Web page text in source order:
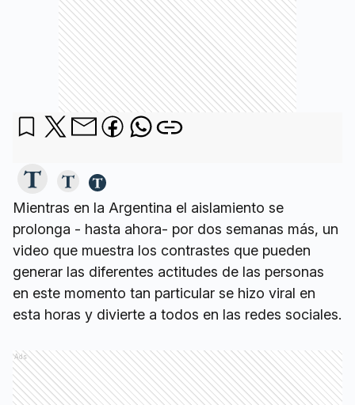
Mientras en la Argentina el aislamiento se
prolonga - hasta ahora- por dos semanas más, un
video que muestra los contrastes que pueden
generar las diferentes actitudes de las personas
en este momento tan particular se hizo viral en
esta horas y divierte a todos en las redes sociales.
Ads